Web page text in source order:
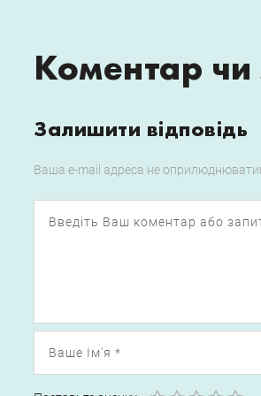
Коментар чи
Залишити відповідь
Ваша e-mail адреса не